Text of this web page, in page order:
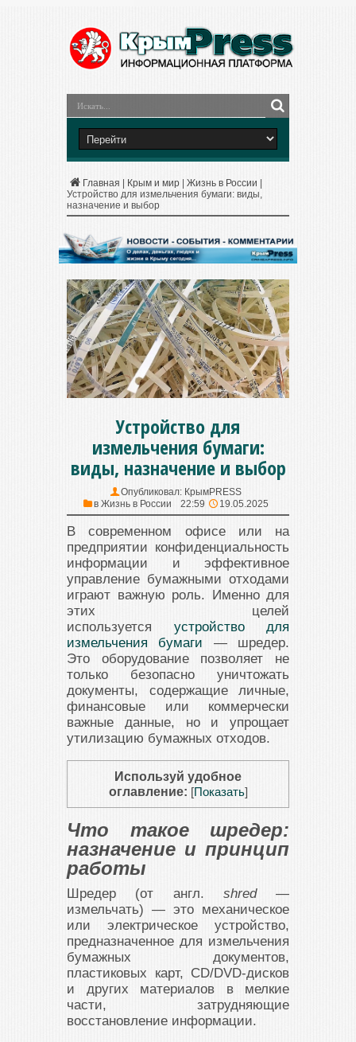
Главная Крым и мир Жизнь в России
Устройство для измельчения бумаги: виды,
назначение и выбор
Устройство для
измельчения бумаги:
виды, назначение и выбор
Опубликовал: КрымPRESS
в Жизнь в России 22:59 19.05.2025
В современном офисе или на
предприятии конфиденциальность
информации и эффективное
управление бумажными отходами
играют важную роль. Именно для
этих целей
используется устройство для
измельчения бумаги — шредер.
Это оборудование позволяет не
только безопасно уничтожать
документы, содержащие личные,
финансовые или коммерчески
важные данные, но и упрощает
утилизацию бумажных отходов.
Используй удобное
оглавление: [Показать]
Что такое шредер:
назначение и принцип
работы
Шредер (от англ. shred—
измельчать) — это механическое
или электрическое устройство,
предназначенное для измельчения
бумажных документов,
пластиковых карт, CD/DVD-дисков
и других материалов в мелкие
части, затрудняющие
восстановление информации.